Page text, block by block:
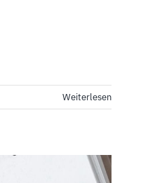
Weiterlesen